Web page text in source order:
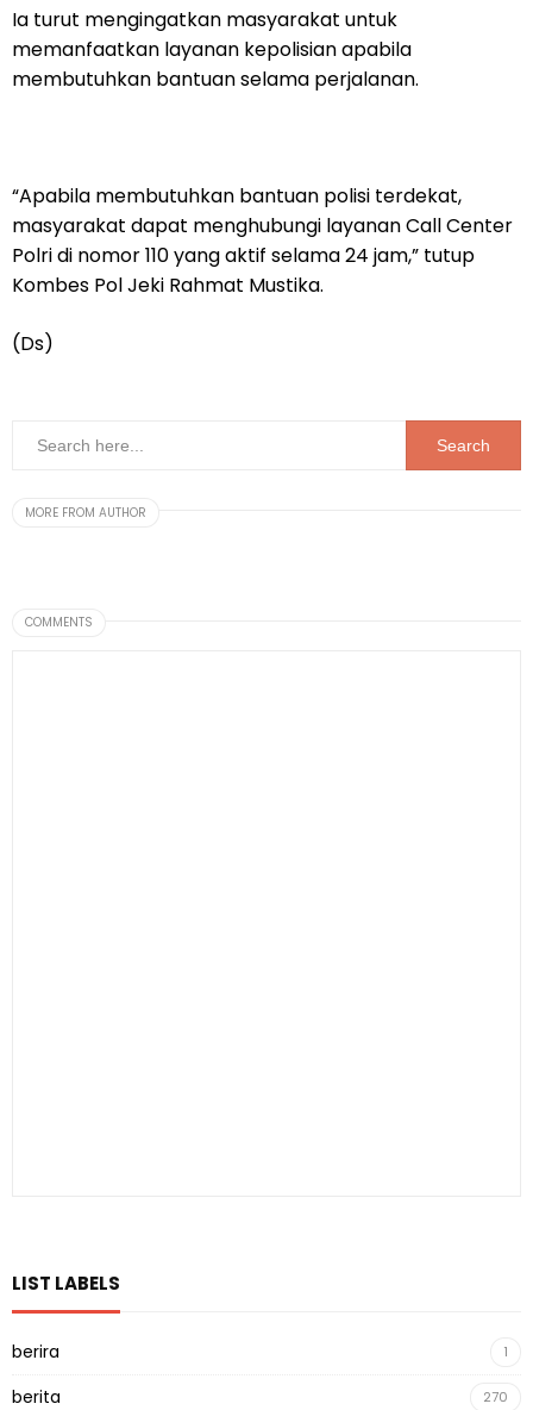
Ia turut mengingatkan masyarakat untuk
memanfaatkan layanan kepolisian apabila
membutuhkan bantuan selama perjalanan.
“Apabila membutuhkan bantuan polisi terdekat,
masyarakat dapat menghubungi layanan Call Center
Polri di nomor 110 yang aktif selama 24 jam,” tutup
Kombes Pol Jeki Rahmat Mustika.
(Ds)
MORE FROM AUTHOR
COMMENTS
LIST LABELS
berira 1
berita 270